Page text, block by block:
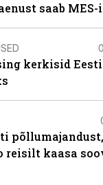
saab
kerkisid
reisilt kaasa